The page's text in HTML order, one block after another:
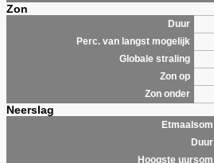
Zon
Duur
Perc. van langst mogelijk
Globale straling
Zon op
Zon onder
Neerslag
Etmaalsom
Duur
Hoogste uursom